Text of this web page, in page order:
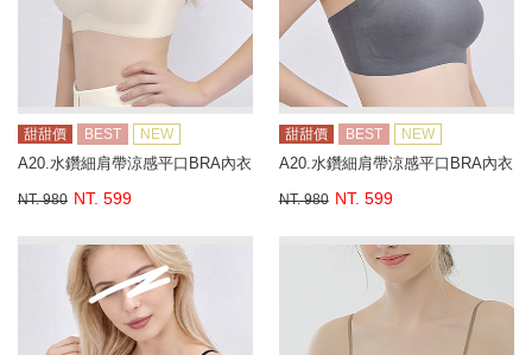
甜甜價 BEST NEW
A20.水鑽細肩帶涼感平口BRA內衣
NT. 980 NT. 599
甜甜價 BEST NEW
A20.水鑽細肩帶涼感平口BRA內衣
NT. 980 NT. 599